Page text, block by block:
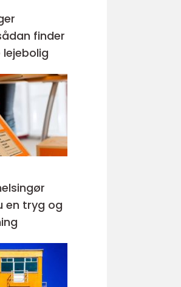
en tryg og